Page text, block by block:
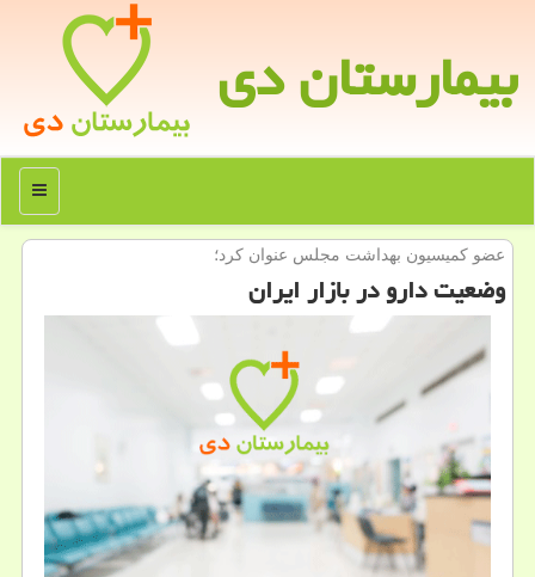
بیمارستان دی
منو
عضو كمیسیون بهداشت مجلس عنوان كرد؛
وضعیت دارو در بازار ایران